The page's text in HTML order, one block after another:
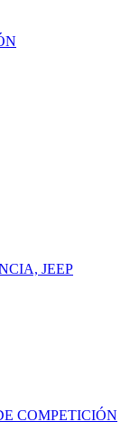
JEEP
COMPETICIÓN